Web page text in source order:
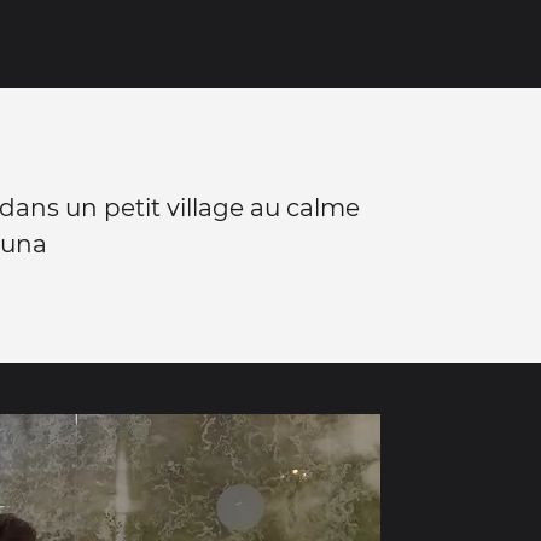
un petit village au calme